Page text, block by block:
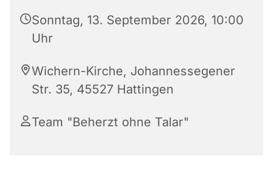
Sonntag, 13. September 2026, 10:00
Uhr
Wichern-Kirche, Johannessegener
Str. 35, 45527 Hattingen
Team "Beherzt ohne Talar"